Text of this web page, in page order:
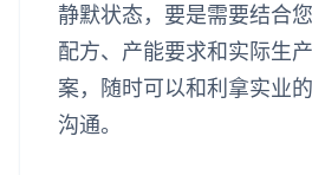
静默状态，要是需要结合
配方、产能要求和实际生
案，随时可以和利拿实业
沟通。